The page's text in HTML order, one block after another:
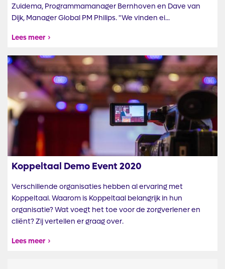
Zuidema, Programmamanager Bernhoven en Dave van
Dijk, Manager Global PM Philips. "We vinden ei...
Lees meer
Afbeelding
Koppeltaal Demo Event 2020
Verschillende organisaties hebben al ervaring met
Koppeltaal. Waarom is Koppeltaal belangrijk in hun
organisatie? Wat voegt het toe voor de zorgverlener en
cliënt? Zij vertellen er graag over.
Lees meer